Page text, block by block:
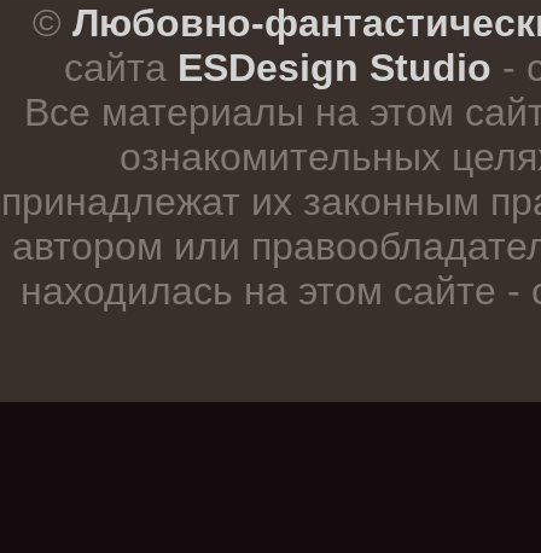
© Любовно-
сайта ESDesign Studio -
Все материалы на этом
ознакомительных
принадлежат их законным
автором или
находилась на этом сайте